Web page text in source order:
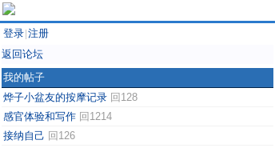
登录 注册
返回论坛
我的帖子
烨子小盆友的按摩记录 回128
感官体验和写作 回1214
接纳自己 回126